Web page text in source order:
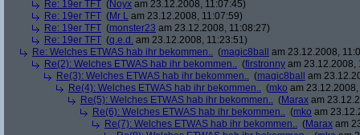
Re: 19er TFT (Noyx am 23.12.2008, 11:07:45)
Re: 19er TFT (Mr L am 23.12.2008, 11:07:59)
Re: 19er TFT (monster23 am 23.12.2008, 11:08:27)
Re: 19er TFT (q.e.d. am 23.12.2008, 11:23:51)
Re: Welches ETWAS hab ihr bekommen.. (magic8ball
am 23.12.2008,
Re(2): Welches ETWAS hab ihr bekommen.. (firstronny am 23.12.2008,
Re(3): Welches ETWAS hab ihr bekommen.. (magic8ball
am
Re(4): Welches ETWAS hab ihr bekommen.. (mko am
Re(5): Welches ETWAS hab ihr bekommen.. (Marax am
Re(6): Welches ETWAS hab ihr bekommen.. (mko am
Re(7): Welches ETWAS hab ihr bekommen.. (Marax am